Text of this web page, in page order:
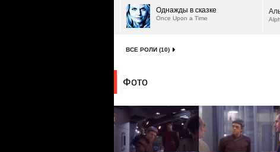
Однажды в сказке
Once Upon a Time
ВСЕ РОЛИ (10)
Фото